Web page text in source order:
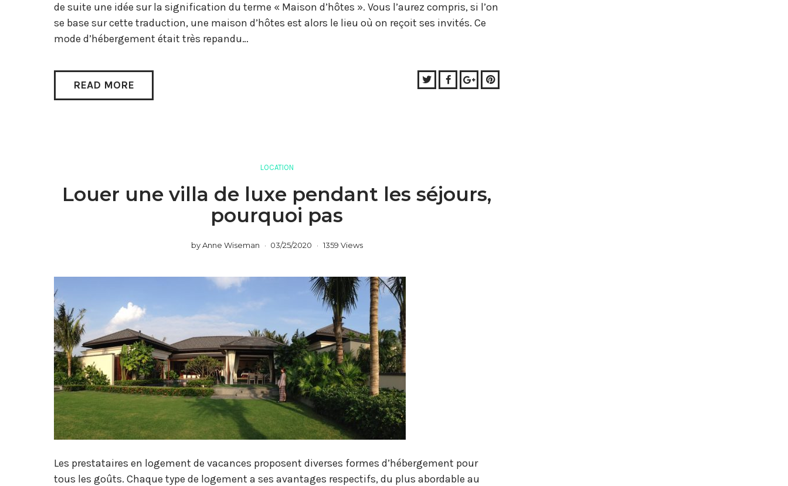
de suite une idée sur la signification du terme « Maison d’hôtes ». Vous l’aurez compris, si l’on
se base sur cette traduction, une maison d’hôtes est alors le lieu où on reçoit ses invités. Ce
mode d’hébergement était très repandu…
READ MORE TwitterFacebook
Google+Pinterest
LOCATION
Louer une villa de luxe pendant les séjours,
pourquoi pas
byAnne Wiseman 03/25/2020 1359 Views
Les prestataires en logement de vacances proposent diverses formes d’hébergement pour
tous les goûts. Chaque type de logement a ses avantages respectifs, du plus abordable au